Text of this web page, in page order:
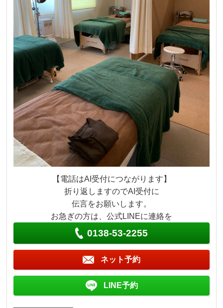
【電話はAI受付につながります】
折り返しますのでAI受付に
伝言をお願いします。
お急ぎの方は、公式LINEに連絡を
0138-53-2255
ネット予約
LINE予約